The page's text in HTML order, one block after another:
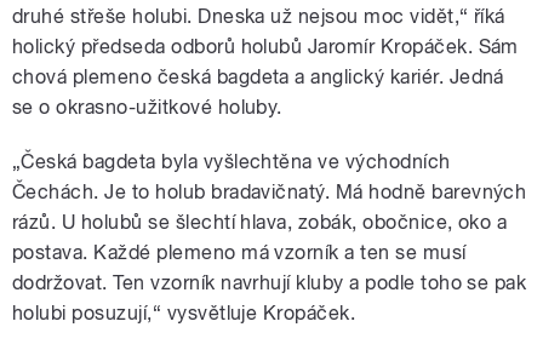
druhé střeše holubi. Dneska už nejsou moc vidět,“ říká
holický předseda odborů holubů Jaromír Kropáček. Sám
chová plemeno česká bagdeta a anglický kariér. Jedná
se o okrasno-užitkové holuby.
„Česká bagdeta byla vyšlechtěna ve východních
Čechách. Je to holub bradavičnatý. Má hodně barevných
rázů. U holubů se šlechtí hlava, zobák, obočnice, oko a
postava. Každé plemeno má vzorník a ten se musí
dodržovat. Ten vzorník navrhují kluby a podle toho se pak
holubi posuzují,“ vysvětluje Kropáček.